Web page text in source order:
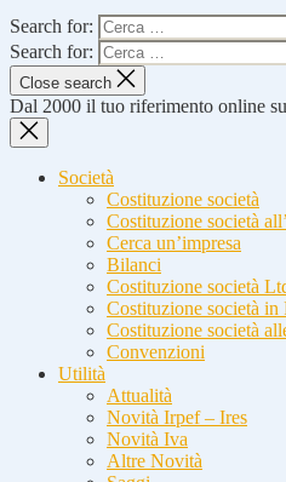
Search for:
Search for:
Close search
Dal 2000 il tuo riferimento online
Società
Costituzione società
Costituzione società
Cerca un’impresa
Bilanci
Costituzione società
Costituzione società in
Costituzione società
Convenzioni
Utilità
Attualità
Novità Irpef – Ires
Novità Iva
Altre Novità